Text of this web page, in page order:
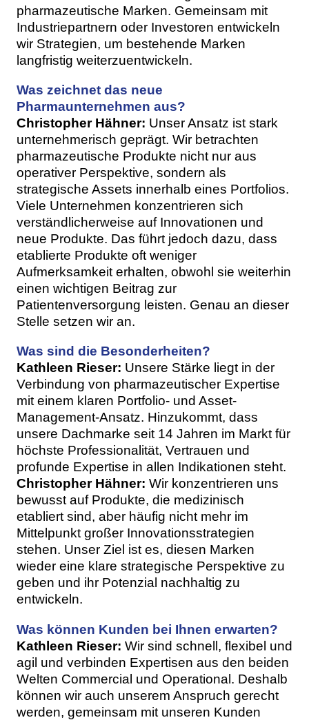
pharmazeutische Marken. Gemeinsam mit
Industriepartnern oder Investoren entwickeln
wir Strategien, um bestehende Marken
langfristig weiterzuentwickeln.
Was zeichnet das neue
Pharmaunternehmen aus?
Christopher Hähner: Unser Ansatz ist stark
unternehmerisch geprägt. Wir betrachten
pharmazeutische Produkte nicht nur aus
operativer Perspektive, sondern als
strategische Assets innerhalb eines Portfolios.
Viele Unternehmen konzentrieren sich
verständlicherweise auf Innovationen und
neue Produkte. Das führt jedoch dazu, dass
etablierte Produkte oft weniger
Aufmerksamkeit erhalten, obwohl sie weiterhin
einen wichtigen Beitrag zur
Patientenversorgung leisten. Genau an dieser
Stelle setzen wir an.
Was sind die Besonderheiten?
Kathleen Rieser: Unsere Stärke liegt in der
Verbindung von pharmazeutischer Expertise
mit einem klaren Portfolio- und Asset-
Management-Ansatz. Hinzukommt, dass
unsere Dachmarke seit 14 Jahren im Markt für
höchste Professionalität, Vertrauen und
profunde Expertise in allen Indikationen steht.
Christopher Hähner: Wir konzentrieren uns
bewusst auf Produkte, die medizinisch
etabliert sind, aber häufig nicht mehr im
Mittelpunkt großer Innovationsstrategien
stehen. Unser Ziel ist es, diesen Marken
wieder eine klare strategische Perspektive zu
geben und ihr Potenzial nachhaltig zu
entwickeln.
Was können Kunden bei Ihnen erwarten?
Kathleen Rieser: Wir sind schnell, flexibel und
agil und verbinden Expertisen aus den beiden
Welten Commercial und Operational. Deshalb
können wir auch unserem Anspruch gerecht
werden, gemeinsam mit unseren Kunden